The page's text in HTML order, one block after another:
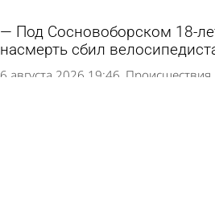
Под Сосновоборском 18-
насмерть сбил
6 августа 2026 19:46 Происшествия